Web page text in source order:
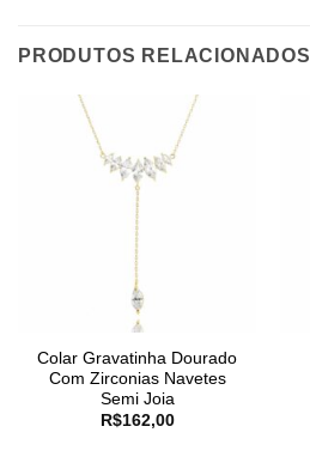
PRODUTOS RELACIONADOS
Colar Gravatinha Dourado
Com Zirconias Navetes
Semi Joia
R$162,00